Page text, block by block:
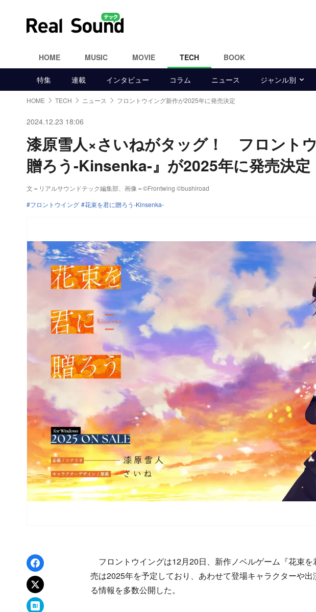
HOME MUSIC MOVIE TECH BOOK
特集 連載 インタビュー コラム ニュース ジャンル別
HOME TECH ニュース フロントウイング新作が2025年に発売決定
2024.12.23 18:06
漆原雪人×さいねがタッグ！ フロント
贈ろう-Kinsenka-』が2025年に発売決定
文＝リアルサウンドテック編集部、画像＝©Frontwing ©bushiroad
フロントウイング
花束を君に贈ろう-Kinsenka-
Facebookでシェア
xでポスト
はてなブックマーク
フロントウイングは12月20日、新作ノベルゲーム『花束
売は2025年を予定しており、あわせて登場キャラクターや
る情報を多数公開した。